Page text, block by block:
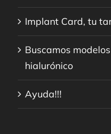
Implant Card, tu
Buscamos
hialurónico
Ayuda!!!